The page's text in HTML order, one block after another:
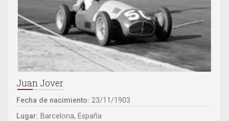
Juan Jover
Fecha de nacimiento: 23/11/1903
Lugar: Barcelona, España